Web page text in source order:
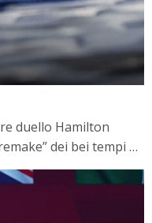
duello Hamilton
dei bei tempi …